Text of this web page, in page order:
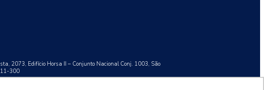
2073, Edifício Horsa II – Conjunto Nacional Conj. 1003, São
300